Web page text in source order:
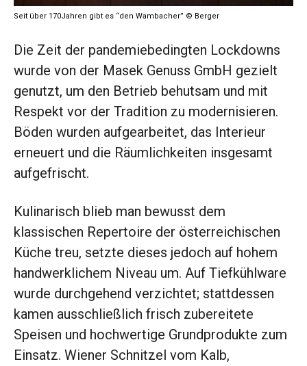
Seit über 170Jahren gibt es “den Wambacher” © Berger
Die Zeit der pandemiebedingten Lockdowns
wurde von der Masek Genuss GmbH gezielt
genutzt, um den Betrieb behutsam und mit
Respekt vor der Tradition zu modernisieren.
Böden wurden aufgearbeitet, das Interieur
erneuert und die Räumlichkeiten insgesamt
aufgefrischt.
Kulinarisch blieb man bewusst dem
klassischen Repertoire der österreichischen
Küche treu, setzte dieses jedoch auf hohem
handwerklichem Niveau um. Auf Tiefkühlware
wurde durchgehend verzichtet; stattdessen
kamen ausschließlich frisch zubereitete
Speisen und hochwertige Grundprodukte zum
Einsatz. Wiener Schnitzel vom Kalb,